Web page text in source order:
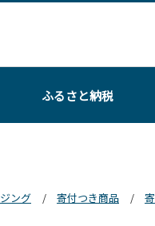
ふるさと納税
ング 寄付つき商品